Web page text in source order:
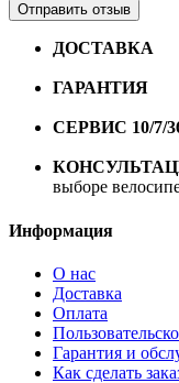
Отправить отзыв
ДОСТАВКА
ГАРАНТИЯ
СЕРВИС 10/7/
выборе
Информация
О нас
Доставка
Оплата
Гарантия и
Как сделать